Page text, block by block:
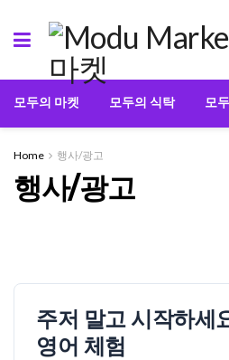
모두의 마켓 모두의 식탁 모
Home 행사/광고
행사/광고
주저 말고 시작하세
영어 체험